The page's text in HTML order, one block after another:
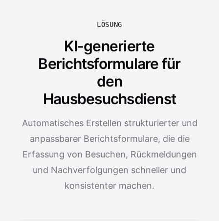
LÖSUNG
KI-generierte
Berichtsformulare für
den
Hausbesuchsdienst
Automatisches Erstellen strukturierter und
anpassbarer Berichtsformulare, die die
Erfassung von Besuchen, Rückmeldungen
und Nachverfolgungen schneller und
konsistenter machen.